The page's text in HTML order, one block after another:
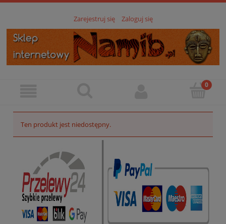
Zarejestruj się Zaloguj się
Ten produkt jest niedostępny.